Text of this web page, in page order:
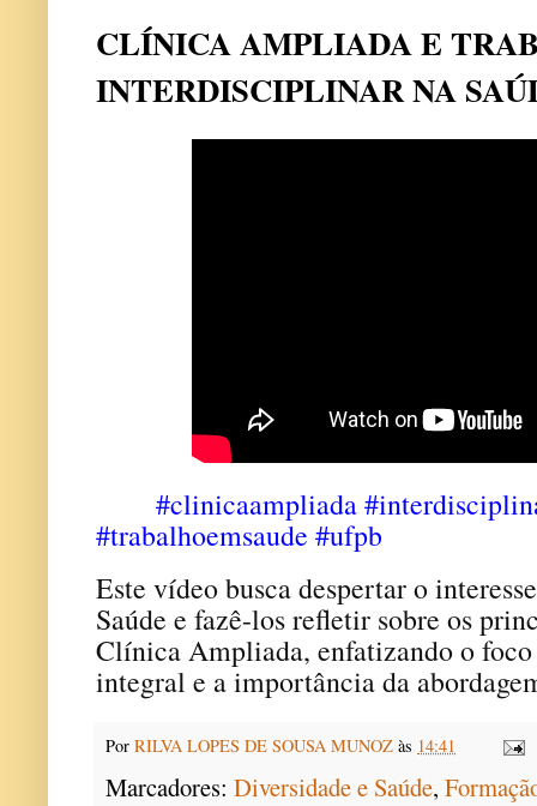
CLÍNICA AMPLIADA E
INTERDISCIPLINAR NA
#clinicaampliada
#trabalhoemsaude #ufpb
Este vídeo busca despertar o
Saúde e fazê-los refletir sobre os
Clínica Ampliada, enfatizando o foco
integral e a importância da
Por RILVA LOPES DE SOUSA MUNOZ às 14:41
Marcadores: Diversidade e Saúde,